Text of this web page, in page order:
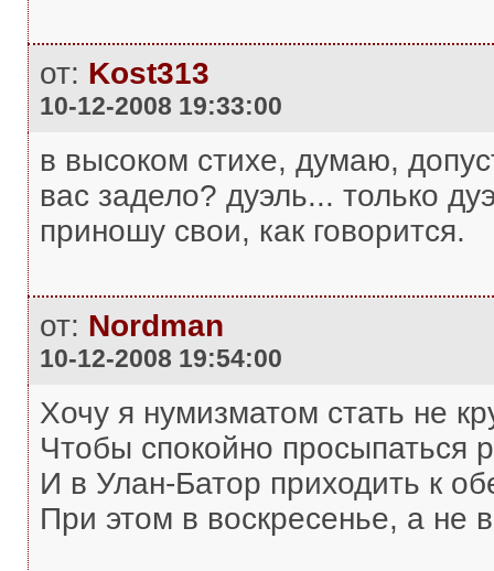
от: Kost313
10-12-2008 19:33:00
в высоком стихе, думаю,
вас задело? дуэль... только
приношу свои, как говорится.
от: Nordman
10-12-2008 19:54:00
Хочу я нумизматом стать не
Чтобы спокойно просыпаться
И в Улан-Батор приходить к
При этом в воскресенье, а не